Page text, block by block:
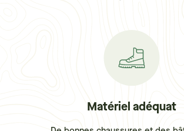
Matériel adéquat